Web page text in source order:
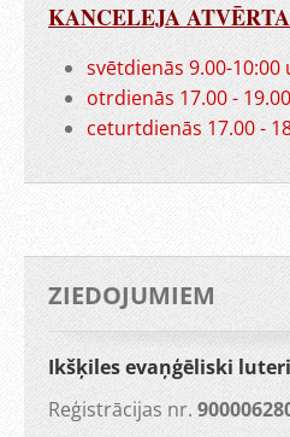
KANCELEJA ATVĒRTA
svētdienās 9.00-10:00
otrdienās 17.00 - 19.00
ceturtdienās 17.00 -
ZIEDOJUMIEM
Ikšķiles evaņģēliski
Reģistrācijas nr.